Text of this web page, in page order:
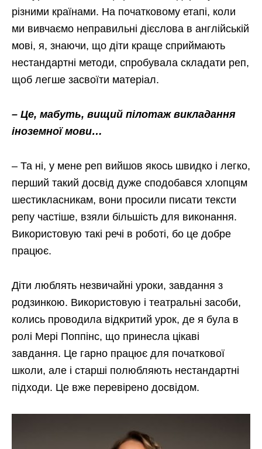
різними країнами. На початковому етапі, коли
ми вивчаємо неправильні дієслова в англійській
мові, я, знаючи, що діти краще сприймають
нестандартні методи, спробувала складати реп,
щоб легше засвоїти матеріал.
– Це, мабуть, вищий пілотаж викладання
іноземної мови…
– Та ні, у мене реп вийшов якось швидко і легко,
перший такий досвід дуже сподобався хлопцям
шестикласникам, вони просили писати тексти
репу частіше, взяли більшість для виконання.
Використовую такі речі в роботі, бо це добре
працює.
Діти люблять незвичайні уроки, завдання з
родзинкою. Використовую і театральні засоби,
колись проводила відкритий урок, де я була в
ролі Мері Поппінс, що принесла цікаві
завдання. Це гарно працює для початкової
школи, але і старші полюбляють нестандартні
підходи. Це вже перевірено досвідом.